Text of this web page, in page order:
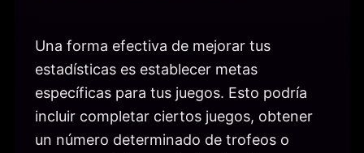
Una forma efectiva de mejorar tus
estadísticas es establecer metas
específicas para tus juegos. Esto podría
incluir completar ciertos juegos, obtener
un número determinado de trofeos o